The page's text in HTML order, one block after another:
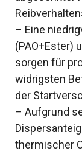
– Eine
(PAO+Ester)
sorgen für
widrigsten
der
– Aufgrund
thermischer